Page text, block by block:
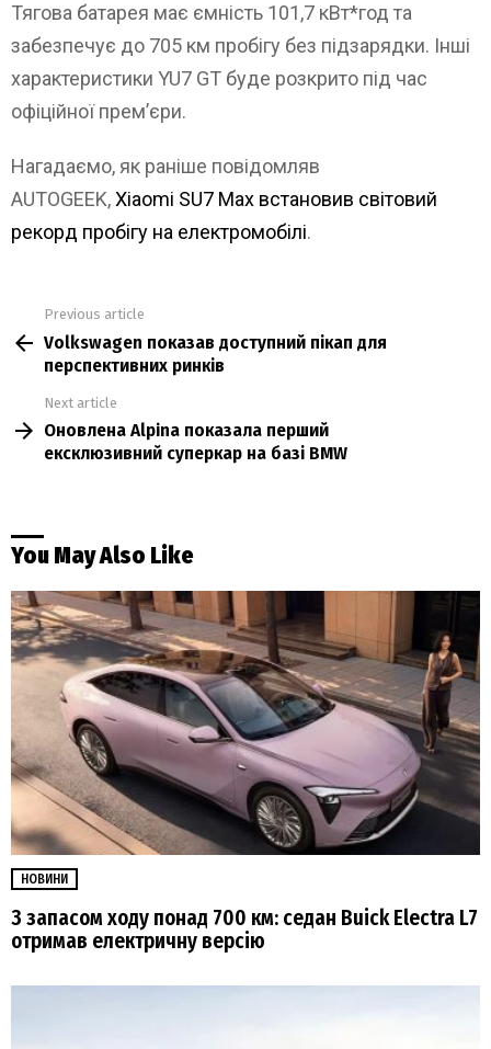
Тягова батарея має ємність 101,7 кВт*год та
забезпечує до 705 км пробігу без підзарядки. Інші
характеристики YU7 GT буде розкрито під час
офіційної прем’єри.
Нагадаємо, як раніше повідомляв
AUTOGEEK,Xiaomi SU7 Max встановив світовий
рекорд пробігу на електромобілі.
more
Previous article
Volkswagen показав доступний пікап для
перспективних ринків
Next article
Оновлена Alpina показала перший
ексклюзивний суперкар на базі BMW
You May Also Like
НОВИНИ
З запасом ходу понад 700 км: седан Buick Electra L7
отримав електричну версію